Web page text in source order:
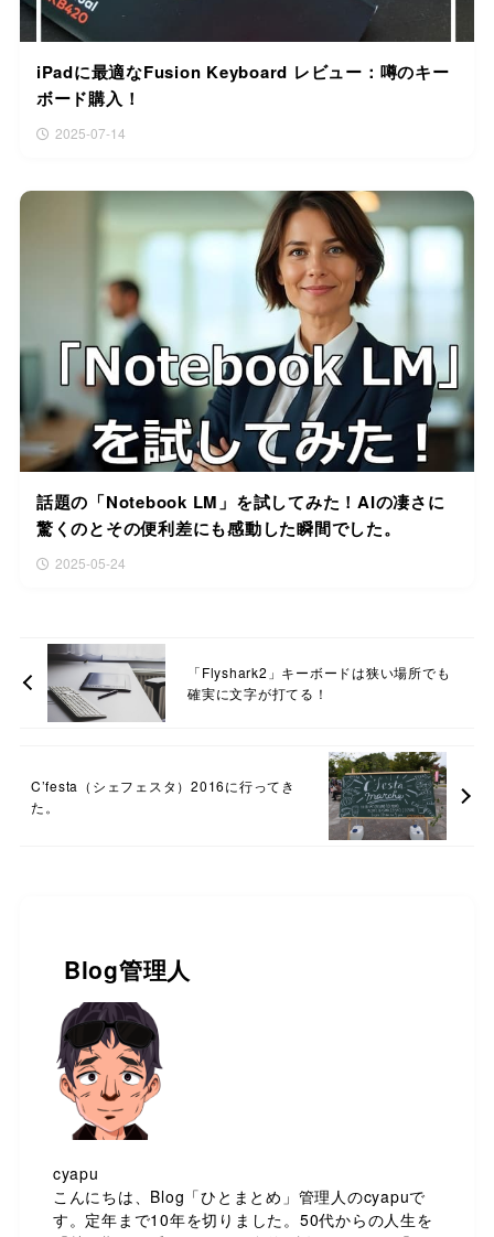
iPadに最適なFusion Keyboard レビュー：噂のキー
ボード購入！
2025-07-14
話題の「Notebook LM」を試してみた！AIの凄さに
驚くのとその便利差にも感動した瞬間でした。
2025-05-24
「Flyshark2」キーボードは狭い場所でも
確実に文字が打てる！
C’festa（シェフェスタ）2016に行ってき
た。
Blog管理人
cyapu
こんにちは、Blog「ひとまとめ」管理人のcyapuで
す。定年まで10年を切りました。50代からの人生を